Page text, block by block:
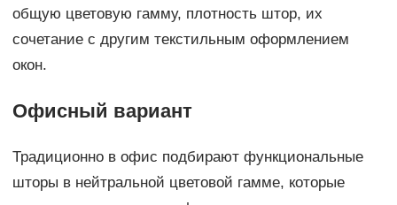
общую цветовую гамму, плотность штор, их
сочетание с другим текстильным оформлением
окон.
Офисный вариант
Традиционно в офис подбирают функциональные
шторы в нейтральной цветовой гамме, которые